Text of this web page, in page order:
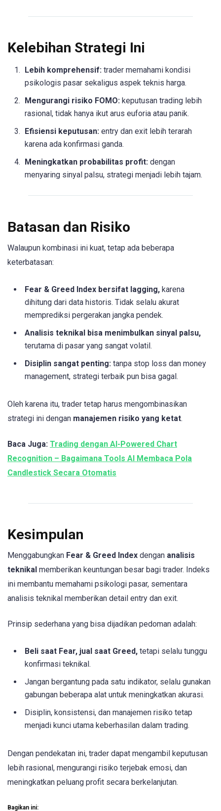
Kelebihan Strategi Ini
Lebih komprehensif: trader memahami kondisi
psikologis pasar sekaligus aspek teknis harga.
Mengurangi risiko FOMO: keputusan trading lebih
rasional, tidak hanya ikut arus euforia atau panik.
Efisiensi keputusan: entry dan exit lebih terarah
karena ada konfirmasi ganda.
Meningkatkan probabilitas profit: dengan
menyaring sinyal palsu, strategi menjadi lebih tajam.
Batasan dan Risiko
Walaupun kombinasi ini kuat, tetap ada beberapa
keterbatasan:
Fear & Greed Index bersifat lagging, karena
dihitung dari data historis. Tidak selalu akurat
memprediksi pergerakan jangka pendek.
Analisis teknikal bisa menimbulkan sinyal palsu,
terutama di pasar yang sangat volatil.
Disiplin sangat penting: tanpa stop loss dan money
management, strategi terbaik pun bisa gagal.
Oleh karena itu, trader tetap harus mengombinasikan
strategi ini dengan manajemen risiko yang ketat.
Baca Juga: Trading dengan AI-Powered Chart
Recognition – Bagaimana Tools AI Membaca Pola
Candlestick Secara Otomatis
Kesimpulan
Menggabungkan Fear & Greed Index dengan analisis
teknikal memberikan keuntungan besar bagi trader. Indeks
ini membantu memahami psikologi pasar, sementara
analisis teknikal memberikan detail entry dan exit.
Prinsip sederhana yang bisa dijadikan pedoman adalah:
Beli saat Fear, jual saat Greed, tetapi selalu tunggu
konfirmasi teknikal.
Jangan bergantung pada satu indikator, selalu gunakan
gabungan beberapa alat untuk meningkatkan akurasi.
Disiplin, konsistensi, dan manajemen risiko tetap
menjadi kunci utama keberhasilan dalam trading.
Dengan pendekatan ini, trader dapat mengambil keputusan
lebih rasional, mengurangi risiko terjebak emosi, dan
meningkatkan peluang profit secara berkelanjutan.
Bagikan ini: